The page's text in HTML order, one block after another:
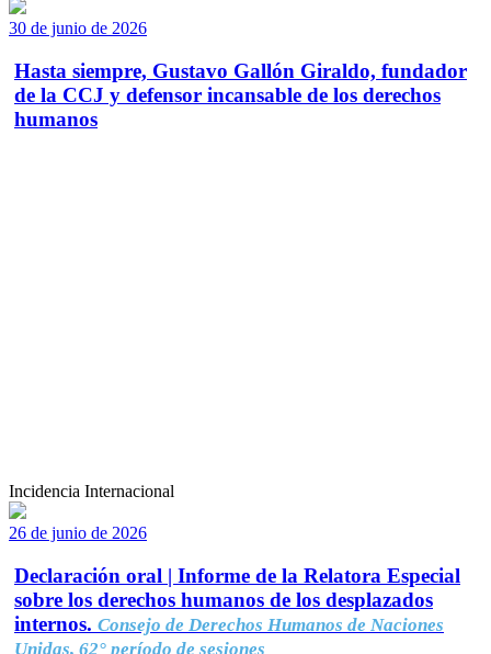
30 de junio de 2026
Hasta siempre, Gustavo Gallón Giraldo, fundador
de la CCJ y defensor incansable de los derechos
humanos
Incidencia Internacional
26 de junio de 2026
Declaración oral | Informe de la Relatora Especial
sobre los derechos humanos de los desplazados
internos. Consejo de Derechos Humanos de Naciones
Unidas, 62° período de sesiones